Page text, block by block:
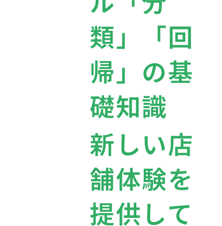
類」「回
帰」の基
礎知識
新しい店
舗体験を
提供して